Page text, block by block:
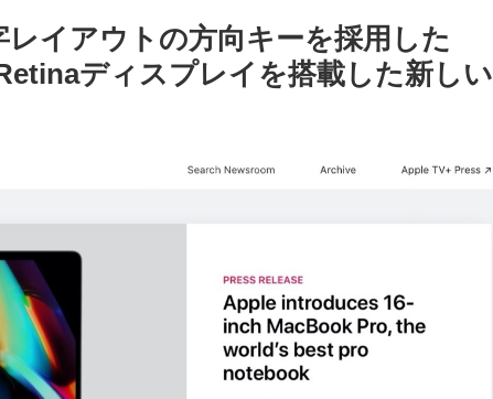
イアウトの方向キーを採用した
ディスプレイを搭載した新しい